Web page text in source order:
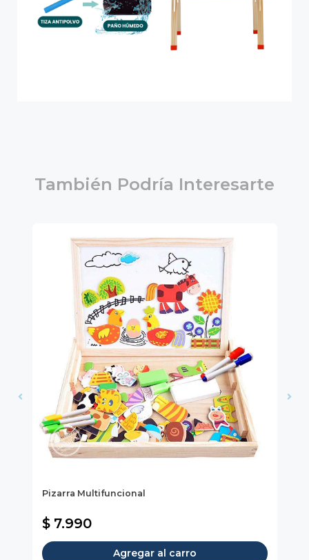
También Podría Interesarte
Pizarra Multifuncional
$ 7.990
Agregar al carro